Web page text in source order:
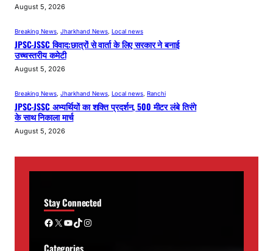
August 5, 2026
Breaking News Jharkhand News Local news
JPSC-JSSC विवाद:छात्रों से वार्ता के लिए सरकार ने बनाई
उच्चस्तरीय कमेटी
August 5, 2026
Breaking News Jharkhand News Local news Ranchi
JPSC-JSSC अभ्यर्थियों का शक्ति प्रदर्शन, 500 मीटर लंबे तिरंगे
के साथ निकाला मार्च
August 5, 2026
Stay Connected
Facebook X YouTube TikTok Instagram
Categories